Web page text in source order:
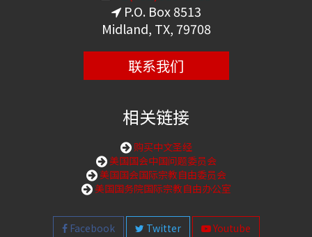
P.O. Box 8513
Midland, TX, 79708
联系我们
相关链接
购买中文圣经
美国国会中国问题委员会
美国国会国际宗教自由委员会
美国国务院国际宗教自由办公室
Facebook Twitter Youtube